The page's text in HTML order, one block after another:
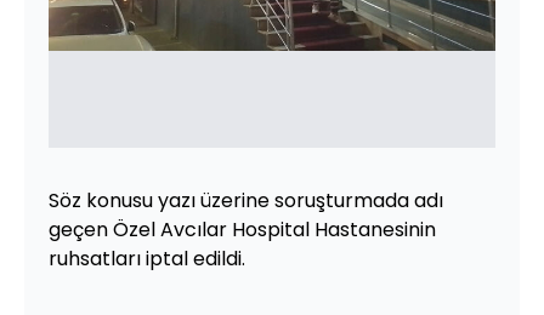
Söz konusu yazı üzerine soruşturmada adı
geçen Özel Avcılar Hospital Hastanesinin
ruhsatları iptal edildi.